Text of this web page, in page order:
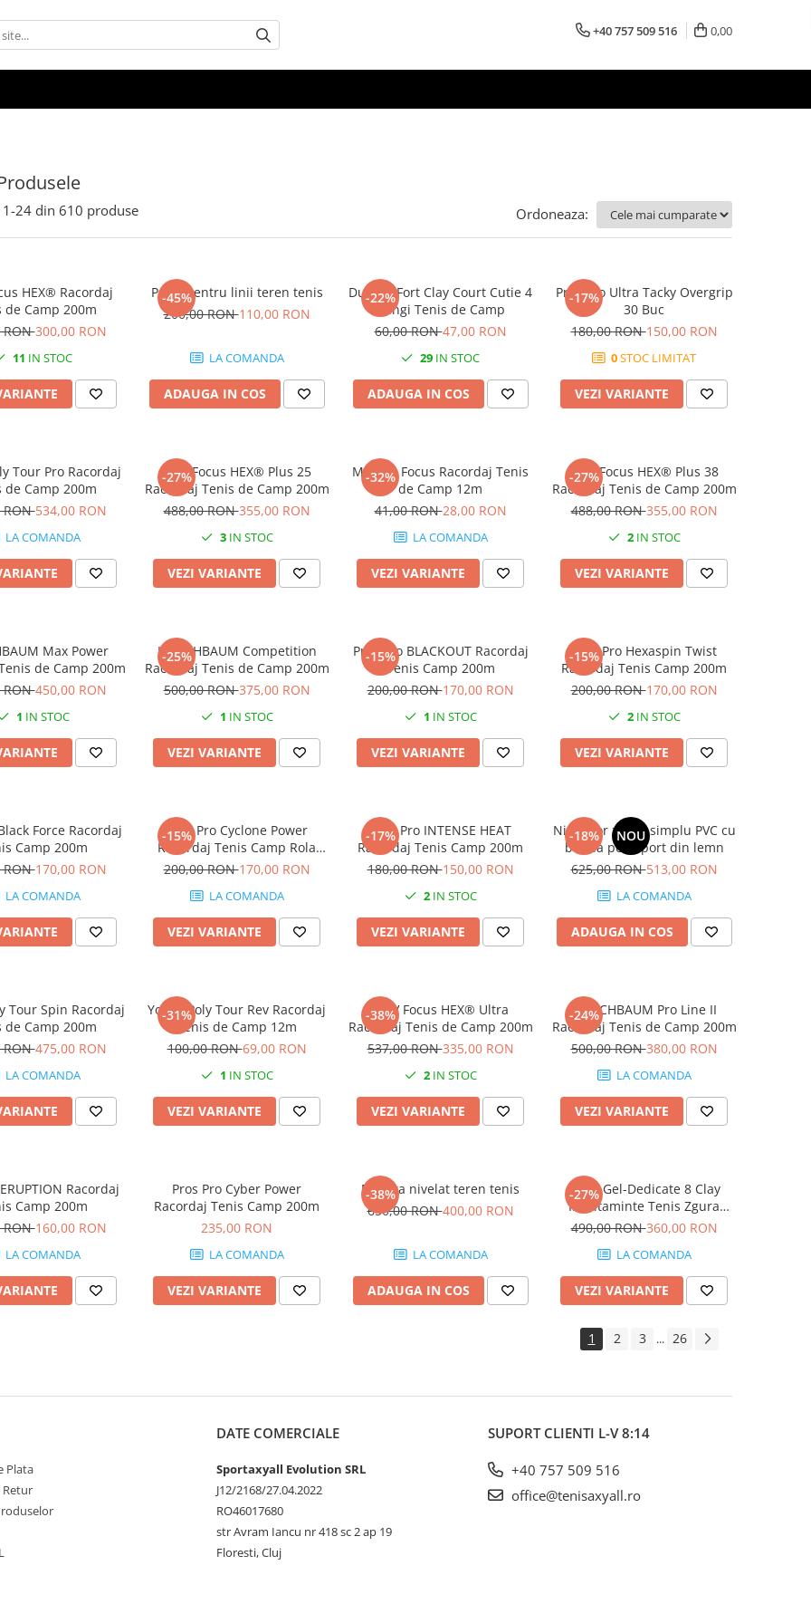
+40 757 509 516 0,00
1-24 din 610 produse Ordoneaza:
HEX® Racordaj
de Camp 200m
RON300,00 RON
11 IN STOC
-45%
Perie pentru linii teren tenis
200,00 RON110,00 RON
LA COMANDA
ADAUGA IN COS
-22%
Dunlop Fort Clay Court Cutie 4
Mingi Tenis de Camp
60,00 RON47,00 RON
29 IN STOC
ADAUGA IN COS
-17%
Pros Pro Ultra Tacky Overgrip
30 Buc
180,00 RON150,00 RON
0STOC LIMITAT
VEZI VARIANTE
Tour Pro Racordaj
de Camp 200m
RON534,00 RON
LA COMANDA
-27%
MSV Focus HEX® Plus 25
Racordaj Tenis de Camp 200m
488,00 RON355,00 RON
3IN STOC
VEZI VARIANTE
-32%
MSV Co Focus Racordaj Tenis
de Camp 12m
41,00 RON28,00 RON
LA COMANDA
VEZI VARIANTE
-27%
MSV Focus HEX® Plus 38
Racordaj Tenis de Camp 200m
488,00 RON355,00 RON
2IN STOC
VEZI VARIANTE
Max Power
de Camp 200m
RON450,00 RON
1 IN STOC
-25%
KIRSCHBAUM Competition
Racordaj Tenis de Camp 200m
500,00 RON375,00 RON
1 IN STOC
VEZI VARIANTE
-15%
Pros Pro BLACKOUT Racordaj
Tenis Camp 200m
200,00 RON170,00 RON
1 IN STOC
VEZI VARIANTE
-15%
Pros Pro Hexaspin Twist
Racordaj Tenis Camp 200m
200,00 RON170,00 RON
2IN STOC
VEZI VARIANTE
Force Racordaj
Camp 200m
RON170,00 RON
LA COMANDA
-15%
Pros Pro Cyclone Power
Racordaj Tenis Camp Rola
200m
200,00 RON170,00 RON
LA COMANDA
VEZI VARIANTE
-17%
Pros Pro INTENSE HEAT
Racordaj Tenis Camp 200m
180,00 RON150,00 RON
2IN STOC
VEZI VARIANTE
-18% NOU
Nivelator zgura simplu PVC cu
banda pe suport din lemn
625,00 RON513,00 RON
LA COMANDA
ADAUGA IN COS
Tour Spin Racordaj
de Camp 200m
RON475,00 RON
LA COMANDA
-31%
Yonex Poly Tour Rev Racordaj
Tenis de Camp 12m
100,00 RON69,00 RON
1 IN STOC
VEZI VARIANTE
-38%
MSV Focus HEX® Ultra
Racordaj Tenis de Camp 200m
537,00 RON335,00 RON
2IN STOC
VEZI VARIANTE
-24%
KIRSCHBAUM Pro Line II
Racordaj Tenis de Camp 200m
500,00 RON380,00 RON
LA COMANDA
VEZI VARIANTE
Racordaj
Camp 200m
RON160,00 RON
LA COMANDA
Pros Pro Cyber Power
Racordaj Tenis Camp 200m
235,00 RON
LA COMANDA
VEZI VARIANTE
-38%
Matura nivelat teren tenis
650,00 RON400,00 RON
LA COMANDA
ADAUGA IN COS
-27%
Asics Gel-Dedicate 8 Clay
Incaltaminte Tenis Zgura
Femei Gri albastrui, Alb
490,00 RON360,00 RON
LA COMANDA
VEZI VARIANTE
1 2 3 ... 26
Plata
Retur
DATE COMERCIALE
Sportaxyall Evolution SRL
J12/2168/27.04.2022
RO46017680
str Avram Iancu nr 418 sc 2 ap 19
Floresti, Cluj
SUPORT CLIENTI L-V 8:14
+40 757 509 516
office@tenisaxyall.ro